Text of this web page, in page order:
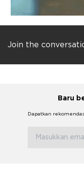
Join the
Baru
Dapatkan